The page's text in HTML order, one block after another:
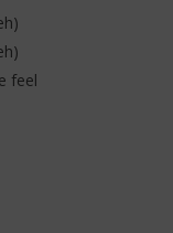
feel